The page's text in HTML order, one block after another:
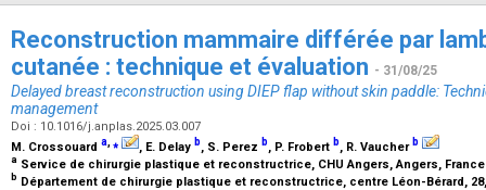
Reconstruction mammaire différée par
cutanée : technique et évaluation - 31/08/25
Delayed breast reconstruction using DIEP flap without skin paddle:
management
Doi : 10.1016/j.anplas.2025.03.007
M. Crossouard a,⁎ , E. Delay b, S. Perez b, P. Frobert b, R. Vaucher b
a Service de chirurgie plastique et reconstructrice, CHU Angers, Angers,
b Département de chirurgie plastique et reconstructrice, centre Léon-Bérard,